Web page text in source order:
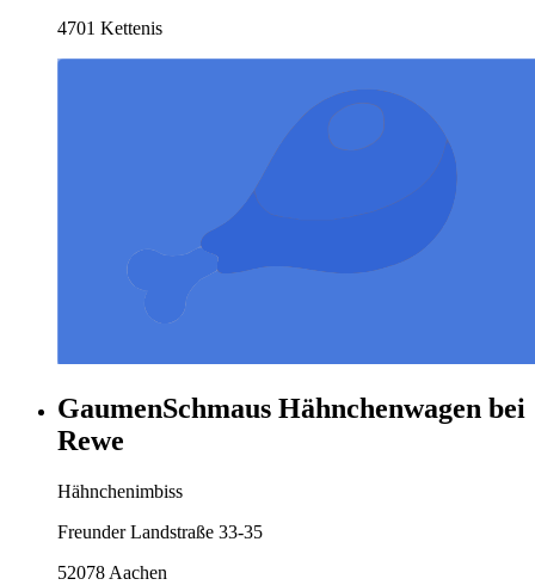
4701 Kettenis
GaumenSchmaus Hähnchenwagen bei
Rewe
Hähnchenimbiss
Freunder Landstraße 33-35
52078 Aachen